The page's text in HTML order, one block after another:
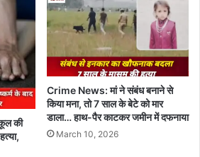
की
Crime News: मां ने संबंध बनाने से
किया मना, तो 7 साल के बेटे को मार
डाला… हाथ-पैर काटकर जमीन में दफनाया
March 10, 2026